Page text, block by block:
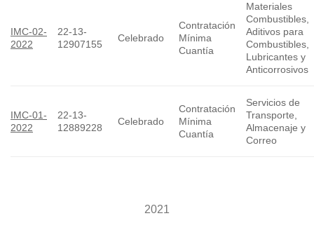
IMC-02-
2022
22-13-
12907155
Celebrado
Contratación
Mínima
Cuantía
Materiales
Combustibles,
Aditivos para
Combustibles,
Lubricantes y
Anticorrosivos
IMC-01-
2022
22-13-
12889228
Celebrado
Contratación
Mínima
Cuantía
Servicios de
Transporte,
Almacenaje y
Correo
2021